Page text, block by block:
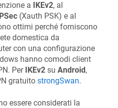
a
IKEv2, al
(Xauth PSK) e al
ottimi perché forniscono
domestica da
con una configurazione
hanno comodi client
Per IKEv2 su Android ,
gratuito strongSwan.
essere considerati la